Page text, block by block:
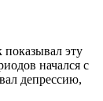
показывал эту
начался с
депрессию,